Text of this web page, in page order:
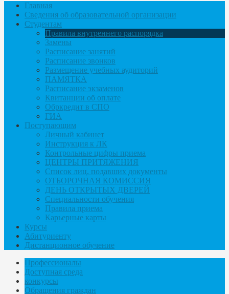
Главная
Сведения об образовательной организации
Студентам
Правила внутреннего распорядка
Замены
Расписание занятий
Расписание звонков
Размещение учебных аудиторий
ПАМЯТКА
Расписание экзаменов
Квитанции об оплате
Обркредит в СПО
ГИА
Поступающим
Личный кабинет
Инструкция к ЛК
Контрольные цифры приема
ЦЕНТРЫ ПРИТЯЖЕНИЯ
Список лиц, подавших документы
ОТБОРОЧНАЯ КОМИССИЯ
ДЕНЬ ОТКРЫТЫХ ДВЕРЕЙ
Специальности обучения
Правила приема
Карьерные карты
Курсы
Абитуриенту
Дистанционное обучение
Профессионалы
Доступная среда
конкурсы
Обращения граждан